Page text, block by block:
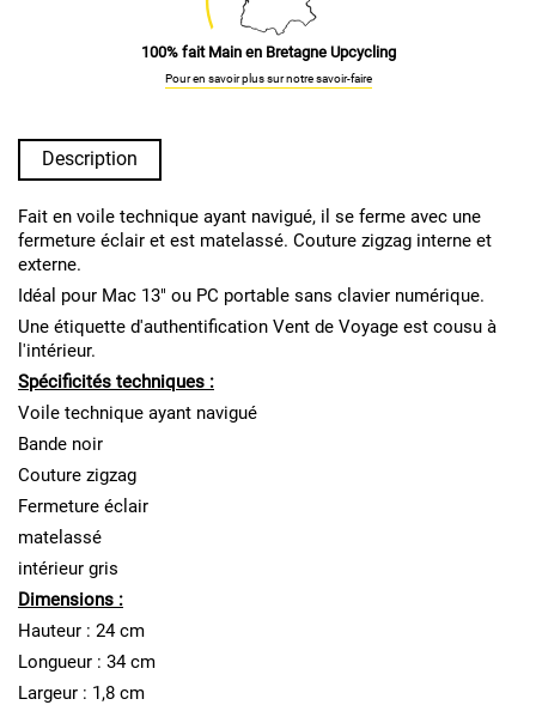
100% fait Main en Bretagne Upcycling
Pour en savoir plus sur notre savoir-faire
Description
Fait en voile technique ayant navigué, il se ferme avec une
fermeture éclair et est matelassé. Couture zigzag interne et
externe.
Idéal pour Mac 13" ou PC portable sans clavier numérique.
Une étiquette d'authentification Vent de Voyage est cousu à
l'intérieur.
Spécificités techniques :
Voile technique ayant navigué
Bande noir
Couture zigzag
Fermeture éclair
matelassé
intérieur gris
Dimensions :
Hauteur : 24 cm
Longueur : 34 cm
Largeur : 1,8 cm